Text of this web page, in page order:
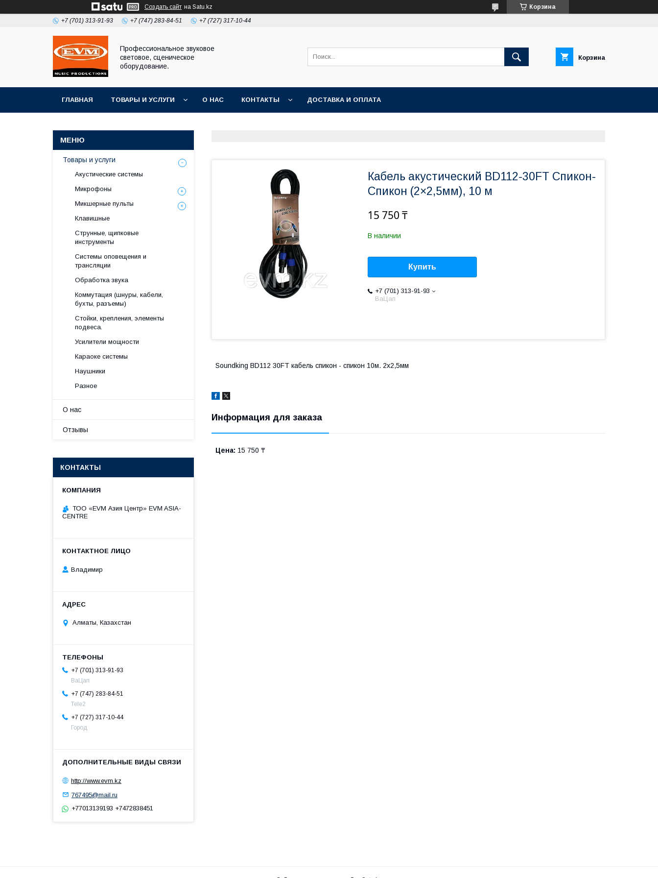
Создать сайт на Satu.kz Корзина
+7 (701) 313-91-93 +7 (747) 283-84-51 +7 (727) 317-10-44
Профессиональное звуковое
световое, сценическое
оборудование.
Корзина
ГЛАВНАЯ ТОВАРЫ И УСЛУГИ О НАС КОНТАКТЫ ДОСТАВКА И ОПЛАТА
Кабель акустический BD112-30FT Спикон-
Спикон (2×2,5мм), 10 м
15 750 ₸
В наличии
Купить
+7 (701) 313-91-93
ВаЦап
Soundking BD112 30FT кабель спикон - спикон 10м. 2х2,5мм
Информация для заказа
Цена: 15 750 ₸
Товары и услуги
Акустические системы
Микрофоны
Микшерные пульты
Клавишные
Струнные, щипковые
инструменты
Системы оповещения и
трансляции
Обработка звука
Коммутация (шнуры, кабели,
бухты, разъемы)
Стойки, крепления, элементы
подвеса.
Усилители мощности
Караоке системы
Наушники
Разное
О нас
Отзывы
КОНТАКТЫ
ТОО «EVM Азия Центр» EVM ASIA-
CENTRE
Владимир
Алматы, Казахстан
+7 (701) 313-91-93
ВаЦап
+7 (747) 283-84-51
Tele2
+7 (727) 317-10-44
Город
http://www.evm.kz
767495@mail.ru
+77013139193 +7472838451